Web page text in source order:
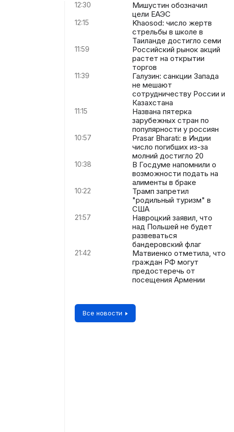
12:30
Мишустин обозначил
цели ЕАЭС
12:15
Khaosod: число жертв
стрельбы в школе в
Таиланде достигло семи
11:59
Российский рынок акций
растет на открытии
торгов
11:39
Галузин: санкции Запада
не мешают
сотрудничеству России и
Казахстана
11:15
Названа пятерка
зарубежных стран по
популярности у россиян
10:57
Prasar Bharati: в Индии
число погибших из-за
молний достигло 20
10:38
В Госдуме напомнили о
возможности подать на
алименты в браке
10:22
Трамп запретил
"родильный туризм" в
США
21:57
Навроцкий заявил, что
над Польшей не будет
развеваться
бандеровский флаг
21:42
Матвиенко отметила, что
граждан РФ могут
предостеречь от
посещения Армении
Все новости